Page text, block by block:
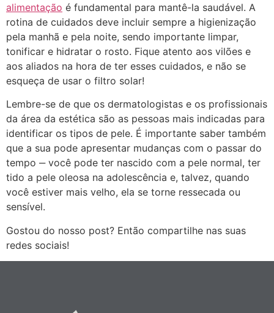
alimentação é fundamental para mantê-la saudável. A
rotina de cuidados deve incluir sempre a higienização
pela manhã e pela noite, sendo importante limpar,
tonificar e hidratar o rosto. Fique atento aos vilões e
aos aliados na hora de ter esses cuidados, e não se
esqueça de usar o filtro solar!
Lembre-se de que os dermatologistas e os profissionais
da área da estética são as pessoas mais indicadas para
identificar os tipos de pele. É importante saber também
que a sua pode apresentar mudanças com o passar do
tempo ‒ você pode ter nascido com a pele normal, ter
tido a pele oleosa na adolescência e, talvez, quando
você estiver mais velho, ela se torne ressecada ou
sensível.
Gostou do nosso post? Então compartilhe nas suas
redes sociais!